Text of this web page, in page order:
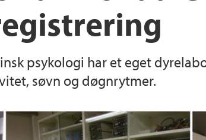
psykologi har et eget
søvn og døgnrytmer.